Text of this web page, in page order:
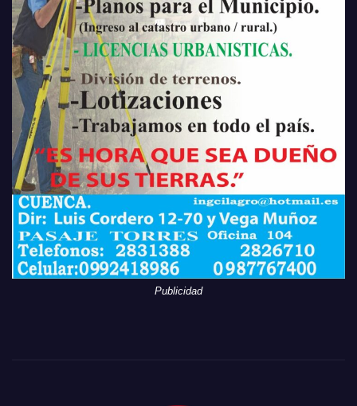
Publicidad